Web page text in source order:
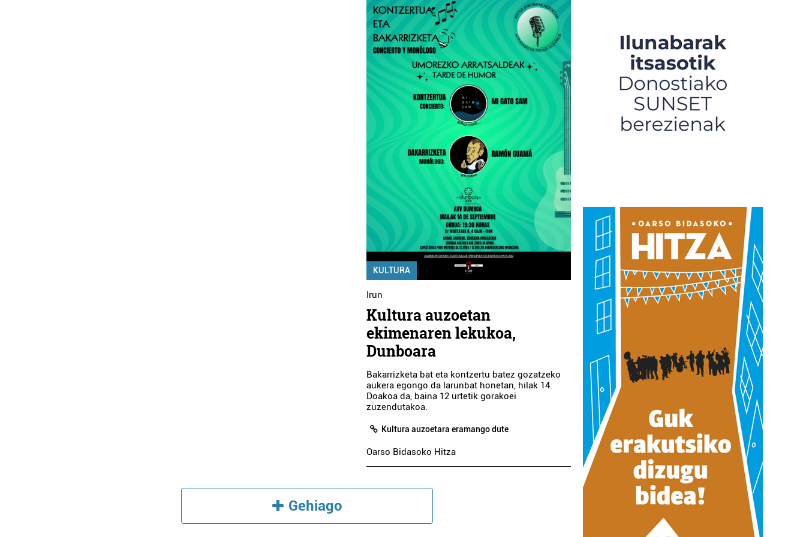
KULTURA
Irun
Kultura auzoetan
ekimenaren lekukoa,
Dunboara
Bakarrizketa bat eta kontzertu batez gozatzeko
aukera egongo da larunbat honetan, hilak 14.
Doakoa da, baina 12 urtetik gorakoei
zuzendutakoa.
Kultura auzoetara eramango dute
Oarso Bidasoko Hitza
Gehiago